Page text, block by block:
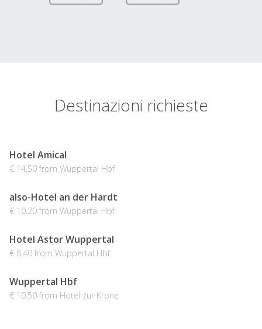
Destinazioni richieste
Hotel Amical
€ 14.50 from Wuppertal Hbf
also-Hotel an der Hardt
€ 10.20 from Wuppertal Hbf
Hotel Astor Wuppertal
€ 8.40 from Wuppertal Hbf
Wuppertal Hbf
€ 10.50 from Hotel zur Krone